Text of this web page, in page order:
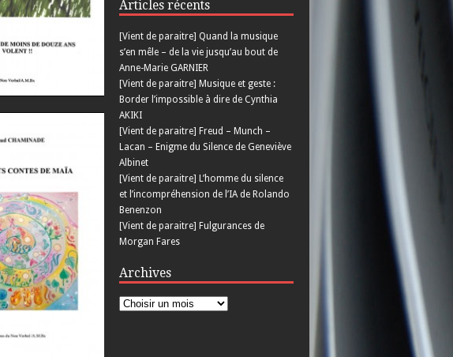
Articles récents
[Vient de paraitre] Quand la musique
s’en mêle – de la vie jusqu’au bout de
Anne-Marie GARNIER
[Vient de paraitre] Musique et geste :
Border l’impossible à dire de Cynthia
AKIKI
[Vient de paraitre] Freud – Munch –
Lacan – Enigme du Silence de Geneviève
Albinet
[Vient de paraitre] L’homme du silence
et l’incompréhension de l’IA de Rolando
Benenzon
[Vient de paraitre] Fulgurances de
Morgan Fares
Archives